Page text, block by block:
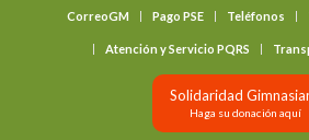
CorreoGM Pago PSE Teléfonos
Atención y Servicio PQRS
Solidaridad
Haga su donación aquí